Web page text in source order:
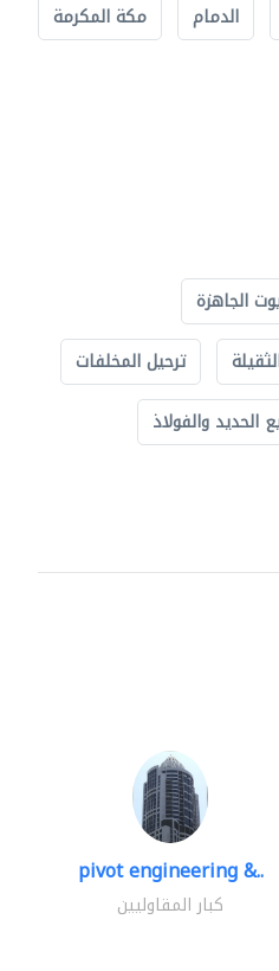
الدمام مكة المكرمة
الجاهزة
ترحيل المخلفات
الحديد والفولاذ
pivot engineering &..
كبار المقاوليين